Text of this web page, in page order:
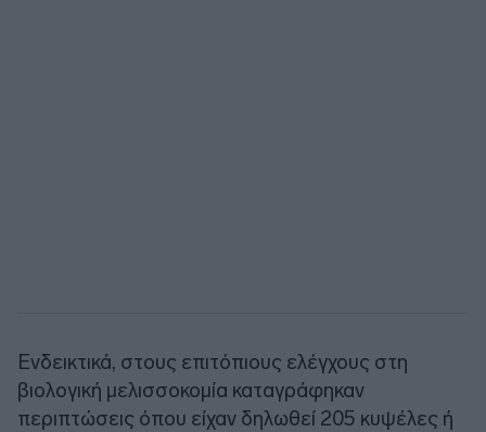
Ενδεικτικά, στους επιτόπιους ελέγχους στη
βιολογική μελισσοκομία καταγράφηκαν
περιπτώσεις όπου είχαν δηλωθεί 205 κυψέλες ή